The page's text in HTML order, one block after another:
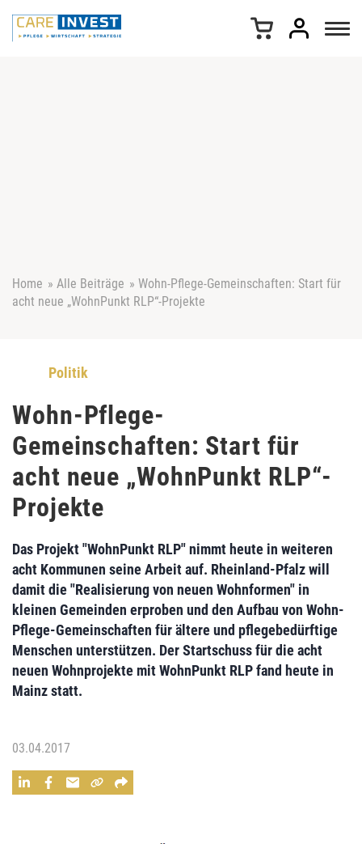
Home » Alle Beiträge » Wohn-Pflege-Gemeinschaften: Start für
acht neue „WohnPunkt RLP“-Projekte
Politik
Wohn-Pflege-
Gemeinschaften: Start für
acht neue „WohnPunkt RLP“-
Projekte
Das Projekt "WohnPunkt RLP"nimmt heute in weiteren
acht Kommunen seine Arbeit auf. Rheinland-Pfalzwill
damit die "Realisierung von neuen Wohnformen" in
kleinen Gemeinden erproben und den Aufbau von Wohn-
Pflege-Gemeinschaften für ältere und pflegebedürftige
Menschen unterstützen. Der Startschuss für die acht
neuen Wohnprojekte mit WohnPunkt RLP fand heute in
Mainz statt.
03.04.2017